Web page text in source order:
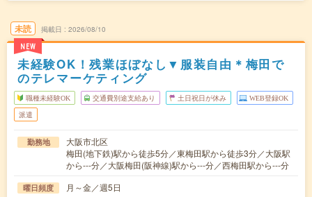
未読
NEW
掲載日 2026/08/10
未経験OK！残業ほぼなし▼服装自由＊梅田で
のテレマーケティング
職種未経験OK 交通費別途支給あり 土日祝日が休み WEB登録OK
派遣
勤務地
大阪市北区
梅田(地下鉄)駅から徒歩5分／東梅田駅から徒歩3分／大阪駅
から---分／大阪梅田(阪神線)駅から---分／西梅田駅から---分
曜日頻度 月～金／週5日